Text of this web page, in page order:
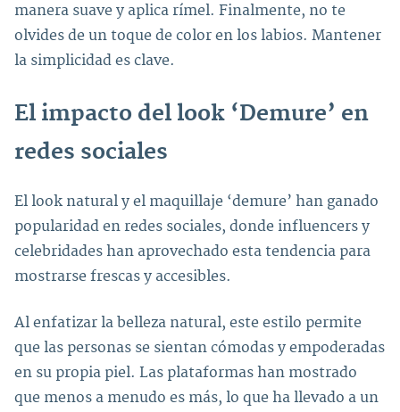
manera suave y aplica rímel. Finalmente, no te
olvides de un toque de color en los labios. Mantener
la simplicidad es clave.
El impacto del look ‘Demure’ en
redes sociales
El look natural y el maquillaje ‘demure’ han ganado
popularidad en redes sociales, donde influencers y
celebridades han aprovechado esta tendencia para
mostrarse frescas y accesibles.
Al enfatizar la belleza natural, este estilo permite
que las personas se sientan cómodas y empoderadas
en su propia piel. Las plataformas han mostrado
que menos a menudo es más, lo que ha llevado a un